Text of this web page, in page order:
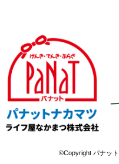
©Copyright パナッ